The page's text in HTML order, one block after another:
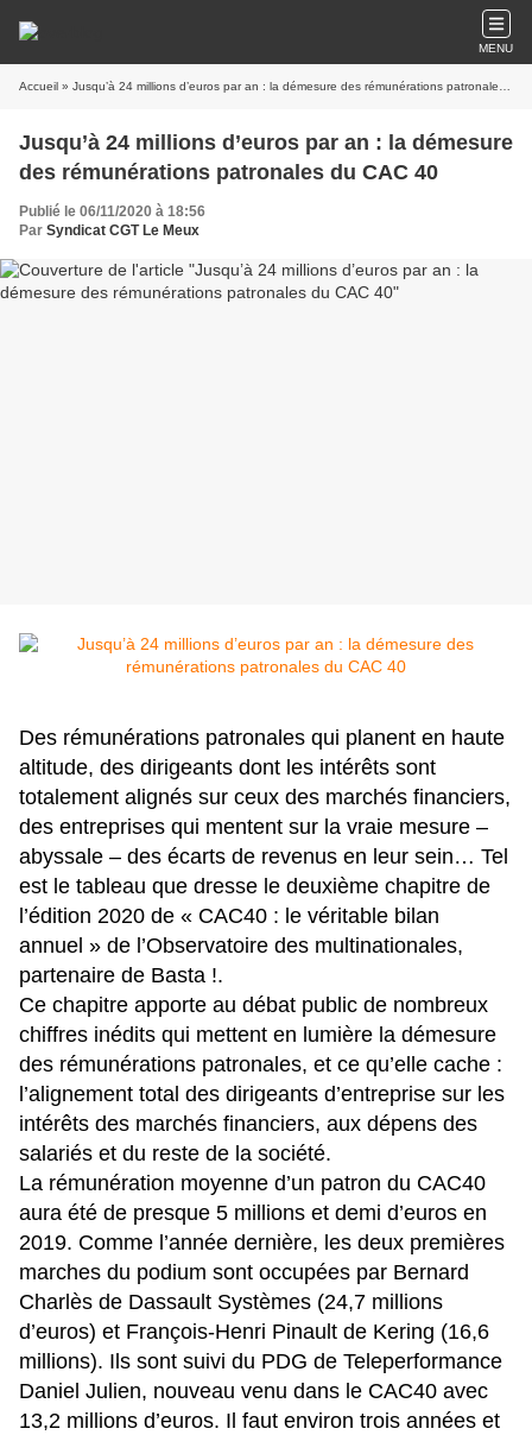
MENU
Accueil » Jusqu’à 24 millions d’euros par an : la démesure des rémunérations patronales du CAC 40
Jusqu’à 24 millions d’euros par an : la démesure
des rémunérations patronales du CAC 40
Publié le 06/11/2020 à 18:56
Par Syndicat CGT Le Meux
Des rémunérations patronales qui planent en haute
altitude, des dirigeants dont les intérêts sont
totalement alignés sur ceux des marchés financiers,
des entreprises qui mentent sur la vraie mesure –
abyssale – des écarts de revenus en leur sein… Tel
est le tableau que dresse le deuxième chapitre de
l’édition 2020 de « CAC40 : le véritable bilan
annuel » de l’Observatoire des multinationales,
partenaire de Basta !.
Ce chapitre apporte au débat public de nombreux
chiffres inédits qui mettent en lumière la démesure
des rémunérations patronales, et ce qu’elle cache :
l’alignement total des dirigeants d’entreprise sur les
intérêts des marchés financiers, aux dépens des
salariés et du reste de la société.
La rémunération moyenne d’un patron du CAC40
aura été de presque 5 millions et demi d’euros en
2019. Comme l’année dernière, les deux premières
marches du podium sont occupées par Bernard
Charlès de Dassault Systèmes (24,7 millions
d’euros) et François-Henri Pinault de Kering (16,6
millions). Ils sont suivi du PDG de Teleperformance
Daniel Julien, nouveau venu dans le CAC40 avec
13,2 millions d’euros. Il faut environ trois années et